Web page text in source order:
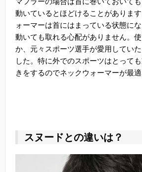
動いているとほどけることがありま
ォーマーは首にはまっている状態に
動いても取れる心配がありません。
か、元々スポーツ選手が愛用してい
した。特に外でのスポーツはとって
きをするのでネックウォーマーが最適
スヌードとの違いは？